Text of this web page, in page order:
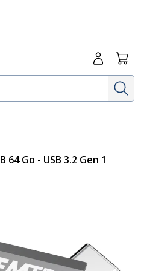
Me
64 Go - USB 3.2 Gen 1